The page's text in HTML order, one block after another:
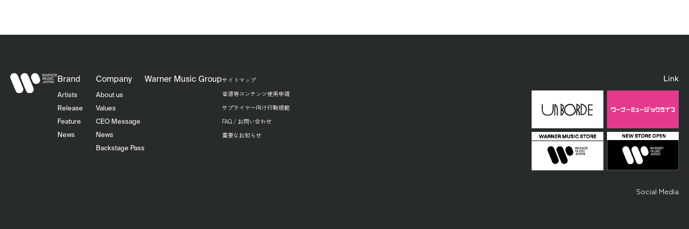
Brand
Artists
Release
Feature
News
Company
About us
Values
CEO Message
News
Backstage Pass
Warner Music Groupサイトマップ
音源等コンテンツ使用申請
サプライヤー向け行動規範
FAQ / お問い合わせ
重要なお知らせ
Link
Social Media